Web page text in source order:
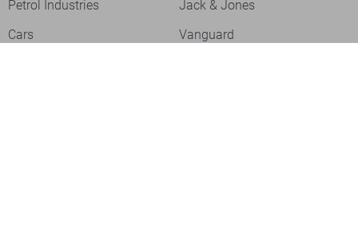
Petrol Industries
Jack & Jones
Cars
Vanguard